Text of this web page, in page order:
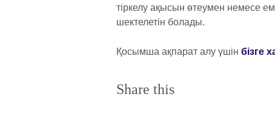
тіркелу ақысын өтеумен немесе
шектелетін болады.
Қосымша ақпарат алу үшін бізге
Share this